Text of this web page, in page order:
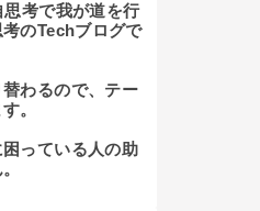
考で我が道を行
のTechブログで
わるので、テー
。
っている人の助